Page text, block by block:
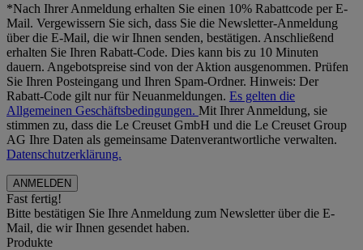
*Nach Ihrer Anmeldung erhalten Sie einen 10% Rabattcode per E-
Mail. Vergewissern Sie sich, dass Sie die Newsletter-Anmeldung
über die E-Mail, die wir Ihnen senden, bestätigen. Anschließend
erhalten Sie Ihren Rabatt-Code. Dies kann bis zu 10 Minuten
dauern. Angebotspreise sind von der Aktion ausgenommen. Prüfen
Sie Ihren Posteingang und Ihren Spam-Ordner. Hinweis: Der
Rabatt-Code gilt nur für Neuanmeldungen. Es gelten die
Allgemeinen Geschäftsbedingungen. Mit Ihrer Anmeldung, sie
stimmen zu, dass die Le Creuset GmbH und die Le Creuset Group
AG Ihre Daten als gemeinsame Datenverantwortliche verwalten.
Datenschutzerklärung.
Fast fertig!
Bitte bestätigen Sie Ihre Anmeldung zum Newsletter über die E-
Mail, die wir Ihnen gesendet haben.
Produkte